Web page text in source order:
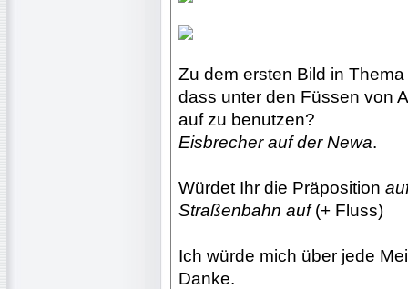
Zu dem ersten Bild in
dass unter den Füssen von
auf zu benutzen?
Eisbrecher auf der Newa.
Würdet Ihr die Präposition
Straßenbahn auf(+ Fluss)
Ich würde mich über jede
Danke.